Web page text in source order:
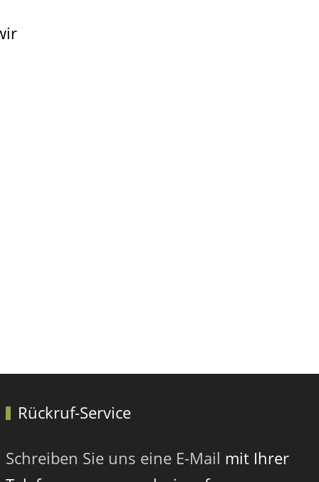
Rückruf-Service
Schreiben Sie uns eine E-Mail mit Ihrer